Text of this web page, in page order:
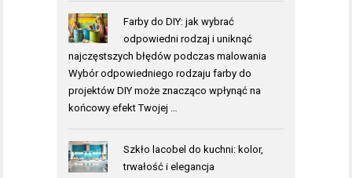
Farby do DIY: jak wybrać
odpowiedni rodzaj i uniknąć
najczęstszych błędów podczas malowania
Wybór odpowiedniego rodzaju farby do
projektów DIY może znacząco wpłynąć na
końcowy efekt Twojej …
Szkło lacobel do kuchni: kolor,
trwałość i elegancja